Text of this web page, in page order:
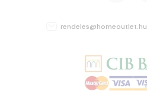
rendeles@homeoutlet.hu